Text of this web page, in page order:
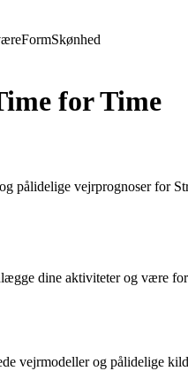
FormSkønhed
for Time
pålidelige vejrprognoser for
dine aktiviteter og være
vejrmodeller og pålidelige